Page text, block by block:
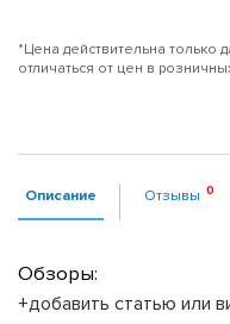
*Цена действительна только
отличаться от цен в
Описание Отзывы
Обзоры:
+добавить статью или